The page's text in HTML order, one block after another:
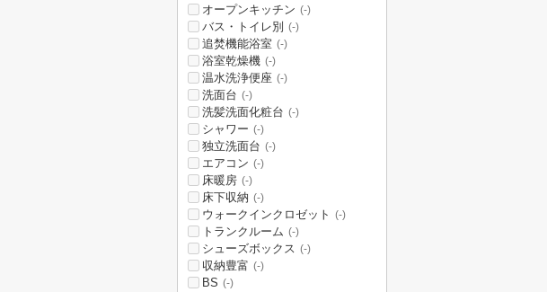
オープンキッチン (-)
バス・トイレ別 (-)
追焚機能浴室 (-)
浴室乾燥機 (-)
温水洗浄便座 (-)
洗面台 (-)
洗髪洗面化粧台 (-)
シャワー (-)
独立洗面台 (-)
エアコン (-)
床暖房 (-)
床下収納 (-)
ウォークインクロゼット (-)
トランクルーム (-)
シューズボックス (-)
収納豊富 (-)
BS (-)